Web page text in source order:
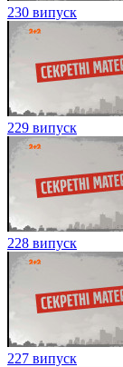
230 випуск
229 випуск
228 випуск
227 випуск